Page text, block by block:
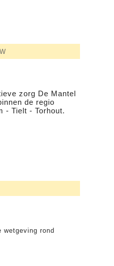
zorg De Mantel
de regio
- Tielt - Torhout.
wetgeving rond